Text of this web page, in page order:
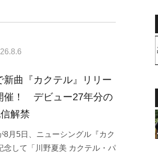
新曲『カクテル』リリー
催！ デビュー27年分の
解禁
8月5日、ニューシングル『カク
念して「川野夏美 カクテル・パ